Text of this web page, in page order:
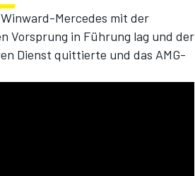
Mercedes mit der
Vorsprung in Führung lag und der
Dienst quittierte und das AMG-